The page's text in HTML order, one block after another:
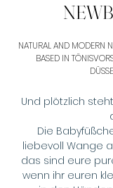
NATURAL AND MODERN
BASED IN
Und plötzlich
Die
liebevoll Wange
das sind eure
wenn ihr euren